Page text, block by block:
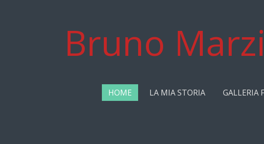
Bruno Marzi
HOME LA MIA STORIA GALLERIA